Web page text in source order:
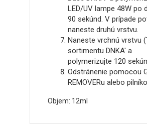
LED/UV lampe 48W po
90 sekúnd. V prípade
naneste druhú vrstvu.
Naneste vrchnú vrstvu
sortimentu DNKA' a
polymerizujte 120
Odstránenie pomocou
REMOVERu alebo
Objem: 12ml